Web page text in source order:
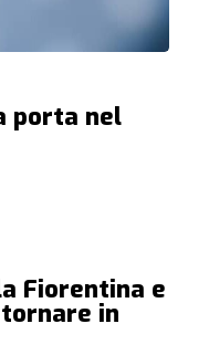
porta nel
Fiorentina e
in